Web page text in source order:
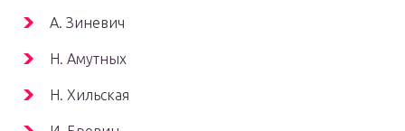
А. Зиневич
Н. Амутных
Н. Хильская